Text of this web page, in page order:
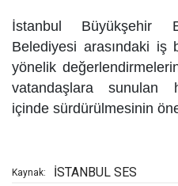
İstanbul Büyükşehir
Belediyesi arasındaki iş
yönelik
vatandaşlara sunulan
içinde sürdürülmesinin
Kaynak: İSTANBUL SES